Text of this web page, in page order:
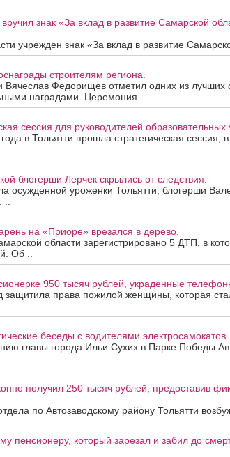
знак «За вклад в развитие Самарской
учрежден знак «За вклад в развитие
строителям региона.
Вячеслав Федорищев отметил одних из лучших
наградами. Церемония ..
сессия для руководителей образовательных
в Тольятти прошла стратегическая сессия,
блогерши Лерчек скрылись от следствия.
осужденной уроженки Тольятти, блогерши
на «Приоре» врезался в дерево.
области зарегистрировано 5 ДТП, в
Об ..
950 тысяч рублей, украденные
защитила права пожилой женщины, которая
беседы с водителями электросамокатов .
главы города Ильи Сухих в Парке Победы
получил 250 тысяч рублей, предоставив
по Автозаводскому району Тольятти
пенсионеру, который зарезал и забил до